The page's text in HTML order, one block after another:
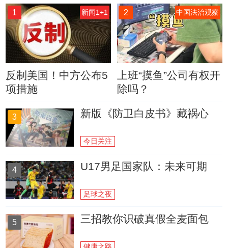
1 新闻1+1
反制美国！中方公布5
项措施
2 中国法治观察
上班“摸鱼”公司有权开
除吗？
3 新版《防卫白皮书》藏祸心
今日关注
4 U17男足国家队：未来可期
足球之夜
5 三招教你识破真假全麦面包